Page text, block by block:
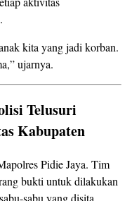
kita yang jadi korban.
ujarnya.
Telusuri
Kabupaten
Pidie Jaya. Tim
bukti untuk dilakukan